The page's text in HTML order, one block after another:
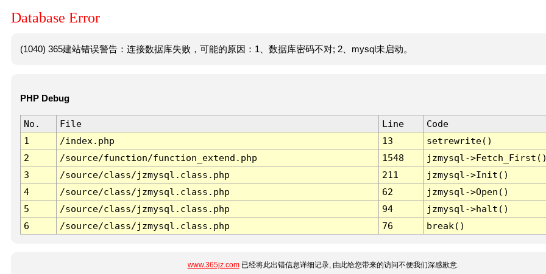
Database Error
(1040) 365建站错误警告：连接数据库失败，可能的原因：1、数据库密码不对; 2、mysql未启动。
PHP Debug
No. File Line
Code
1
/index.php 13
setrewrite()
2
/source/function/function_extend.php 1548
jzmysql-
3
/source/class/jzmysql.class.php 211
jzmysql->Init()
4
/source/class/jzmysql.class.php 62
jzmysql->Open()
5
/source/class/jzmysql.class.php 94
jzmysql->halt()
6
/source/class/jzmysql.class.php 76 break()
www.365jz.com已经将此出错信息详细记录, 由此给您带来的访问不便我们深感歉意.